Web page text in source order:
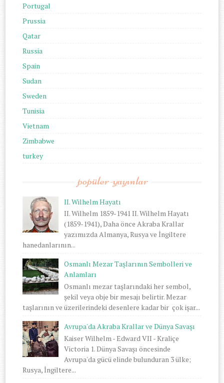
Portugal
Prussia
Qatar
Russia
Spain
Sudan
Sweden
Tunisia
Vietnam
Zimbabwe
turkey
popüler-yayınlar
II. Wilhelm Hayatı
II. Wilhelm 1859-1941 II. Wilhelm Hayatı
(1859-1941), Daha önce Akraba Krallar
yazımızda Almanya, Rusya ve İngiltere
hanedanlarının...
Osmanlı Mezar Taşlarının Sembolleri ve
Anlamları
Osmanlı mezar taşlarındaki her sembol,
şekil veya obje bir mesajı belirtir. Mezar
taşlarının ve üzerilerindeki desenlere kadar bir çok işar...
Avrupa'da Akraba Krallar ve Dünya Savaşı
Kaiser Wilhelm - Edward VII - Kraliçe
Victoria 1. Dünya Savaşı öncesinde
Avrupa'da gücü elinde bulunduran 3 ülke;
Rusya, İngiltere...